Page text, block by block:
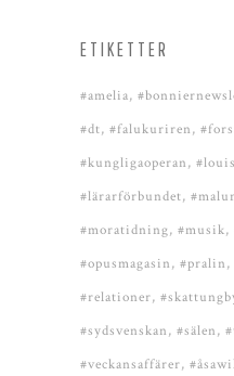
ETIKETTER
#amelia
#dt #falukuriren
#kungligaoperan
#lärarförbundet
#moratidning #musik
#opusmagasin #pralin
#relationer
#sydsvenskan #sälen
#veckansaffärer